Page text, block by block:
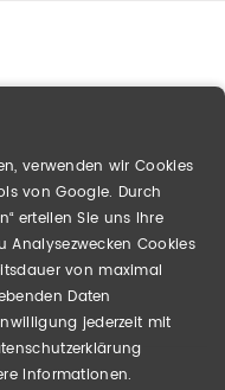
verwenden wir Cookies
von Google. Durch
erteilen Sie uns Ihre
Cookies
von maximal
Daten
jederzeit mit
Informationen.